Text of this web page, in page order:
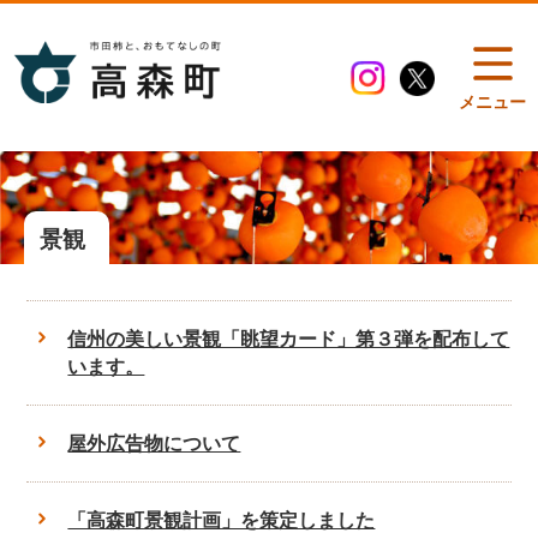
メニュー
景観
信州の美しい景観「眺望カード」第３弾を配布して
います。
屋外広告物について
「高森町景観計画」を策定しました